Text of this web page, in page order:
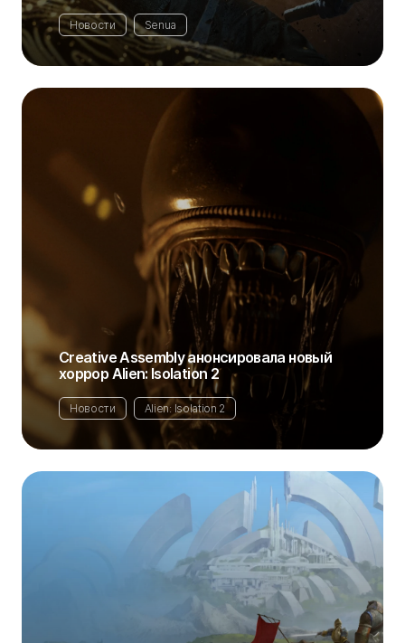
Новости Senua
Creative Assembly анонсировала новый
хоррор Alien: Isolation 2
Новости Alien: Isolation 2